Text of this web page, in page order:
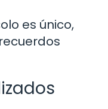
es único,